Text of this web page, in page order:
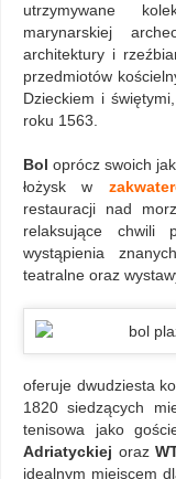
utrzymywane
marynarskiej
architektury i
przedmiotów
Dzieckiem i
roku 1563.
Bol oprócz swoich
łożysk w
restauracji nad
relaksujące chwili
wystąpienia
teatralne oraz
oferuje dwudziesta
1820 siedzących
tenisowa jako
Adriatyckiej oraz
idealnym miejscem